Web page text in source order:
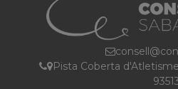
Pista Coberta